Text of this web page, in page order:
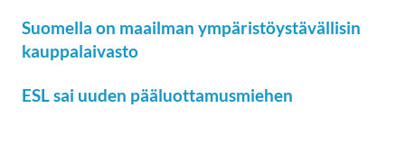
Suomella on maailman ympäristöystävällisin
kauppalaivasto
ESL sai uuden pääluottamusmiehen